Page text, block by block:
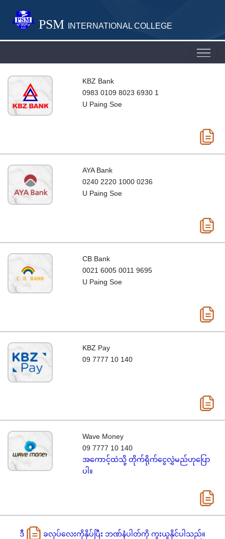
PSM INTERNATIONAL COLLEGE
KBZ Bank
0983 0109 8023 6930 1
U Paing Soe
AYA Bank
0240 2220 1000 0236
U Paing Soe
CB Bank
0021 6005 0011 9695
U Paing Soe
KBZ Pay
09 7777 10 140
Wave Money
09 7777 10 140
အကောင့်ထဲသို့ တိုက်ရိုက်ငွေလွှဲမည်ဟုပြော
ပါ။
ဒီ ခလုပ်လေးကိုနှိပ်ပြီး ဘဏ်နံပါတ်ကို ကူးယူနိုင်ပါသည်။